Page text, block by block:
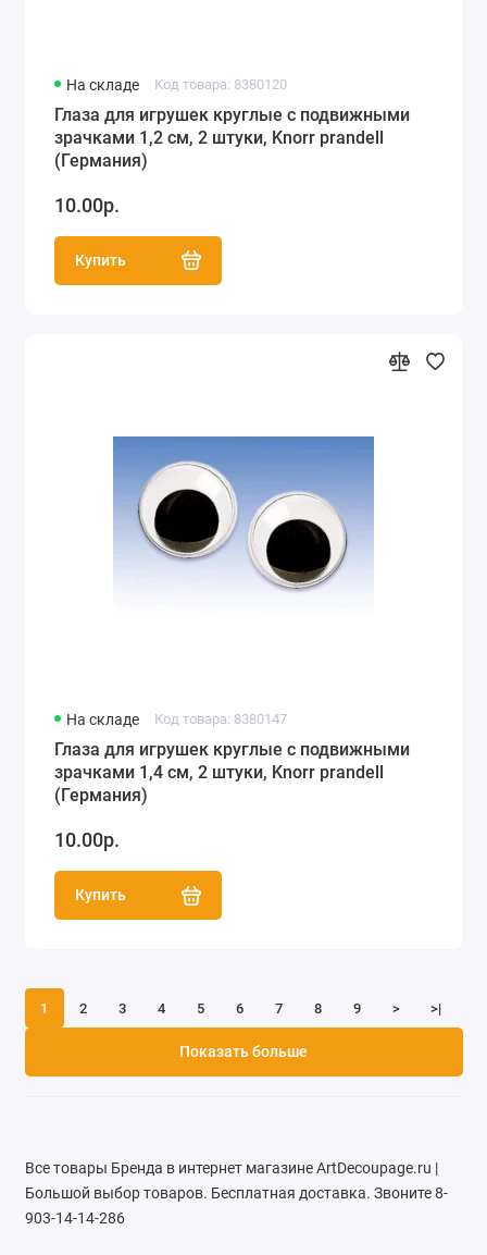
На складе Код товара: 8380120
Глаза для игрушек круглые с подвижными
зрачками 1,2 см, 2 штуки, Knorr prandell
(Германия)
10.00р.
Купить
На складе Код товара: 8380147
Глаза для игрушек круглые с подвижными
зрачками 1,4 см, 2 штуки, Knorr prandell
(Германия)
10.00р.
Купить
1 2 3 4 5 6 7 8 9 > >|
Показать больше
Все товары Бренда в интернет магазине ArtDecoupage.ru |
Большой выбор товаров. Бесплатная доставка. Звоните 8-
903-14-14-286